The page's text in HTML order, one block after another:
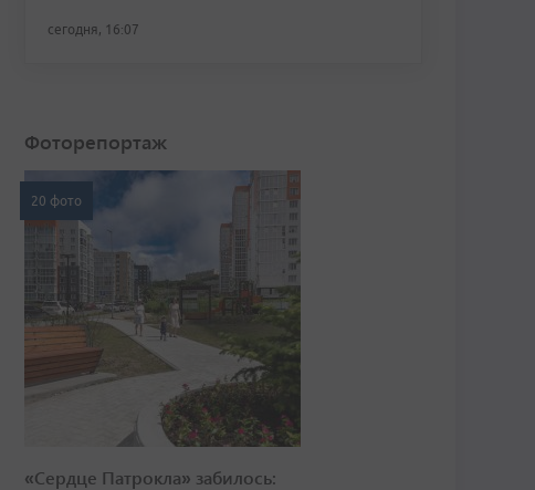
сегодня, 16:07
Фоторепортаж
20 фото
«Сердце Патрокла» забилось: